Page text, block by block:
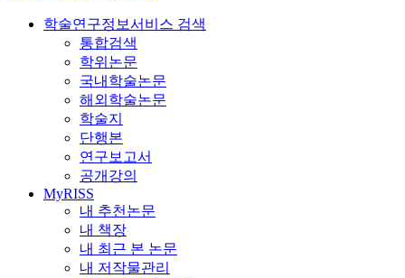
학술연구정보서비스 검색
통합검색
학위논문
국내학술논문
해외학술논문
학술지
단행본
연구보고서
공개강의
MyRISS
내 추천논문
내 책장
내 최근 본 논문
내 저작물관리